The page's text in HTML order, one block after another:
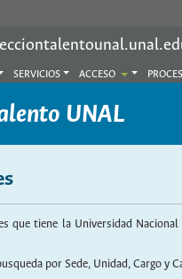
SERVICIOS ACCESO
UNAL
que tiene la Universidad
por Sede, Unidad, Cargo y